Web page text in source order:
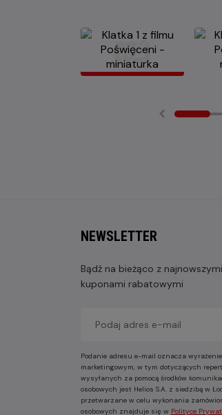
NEWSLETTER
Bądź na bieżąco z
kuponami rabatowymi
Podanie adresu e-mail oznacza
marketingowym, w tym dotyczących
wysyłanych za pomocą środków
osobowych jest Helios S.A. z siedzibą w
przetwarzane w celu wykonania
osobowych znajduje się w Polityce